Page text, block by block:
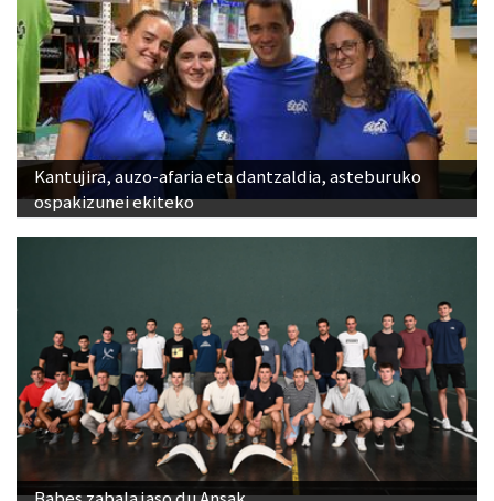
Kantujira, auzo-afaria eta dantzaldia, asteburuko
ospakizunei ekiteko